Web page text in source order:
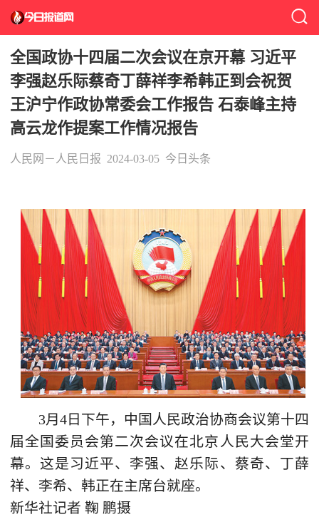
全国政协十四届二次会议在京开幕 习近平
李强赵乐际蔡奇丁薛祥李希韩正到会祝贺
王沪宁作政协常委会工作报告 石泰峰主持
高云龙作提案工作情况报告
人民网－人民日报 2024-03-05 今日头条
3月4日下午，中国人民政治协商会议第十四
届全国委员会第二次会议在北京人民大会堂开
幕。这是习近平、李强、赵乐际、蔡奇、丁薛
祥、李希、韩正在主席台就座。
新华社记者 鞠 鹏摄